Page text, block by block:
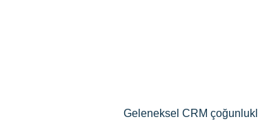
Geleneksel CRM